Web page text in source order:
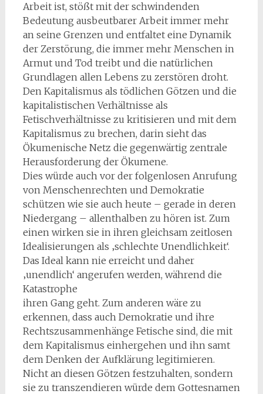
Arbeit ist, stößt mit der schwindenden
Bedeutung ausbeutbarer Arbeit immer mehr
an seine Grenzen und entfaltet eine Dynamik
der Zerstörung, die immer mehr Menschen in
Armut und Tod treibt und die natürlichen
Grundlagen allen Lebens zu zerstören droht.
Den Kapitalismus als tödlichen Götzen und die
kapitalistischen Verhältnisse als
Fetischverhältnisse zu kritisieren und mit dem
Kapitalismus zu brechen, darin sieht das
Ökumenische Netz die gegenwärtig zentrale
Herausforderung der Ökumene.
Dies würde auch vor der folgenlosen Anrufung
von Menschenrechten und Demokratie
schützen wie sie auch heute – gerade in deren
Niedergang – allenthalben zu hören ist. Zum
einen wirken sie in ihren gleichsam zeitlosen
Idealisierungen als ‚schlechte Unendlichkeit‘.
Das Ideal kann nie erreicht und daher
‚unendlich‘ angerufen werden, während die
Katastrophe
ihren Gang geht. Zum anderen wäre zu
erkennen, dass auch Demokratie und ihre
Rechtszusammenhänge Fetische sind, die mit
dem Kapitalismus einhergehen und ihn samt
dem Denken der Aufklärung legitimieren.
Nicht an diesen Götzen festzuhalten, sondern
sie zu transzendieren würde dem Gottesnamen